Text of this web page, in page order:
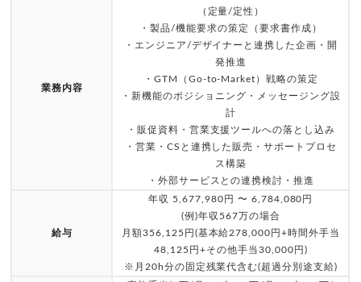
業務内容
（定量/定性）
・製品/機能要求の策定（要求書作成）
・エンジニア/デザイナーと連携した企画・開
発推進
・GTM（Go-to-Market）戦略の策定
・新機能のポジショニング・メッセージング設
計
・販促資料・営業支援ツールへの落とし込み
・営業・CSと連携した販売・サポートプロセ
ス構築
・外部サービスとの連携検討・推進
給与
年収 5,677,980円 〜 6,784,080円
(例)年収567万の場合
月額356,125円(基本給278,000円+時間外手当
48,125円+その他手当30,000円)
※月20h分の固定残業代含む(超過分別途支給)